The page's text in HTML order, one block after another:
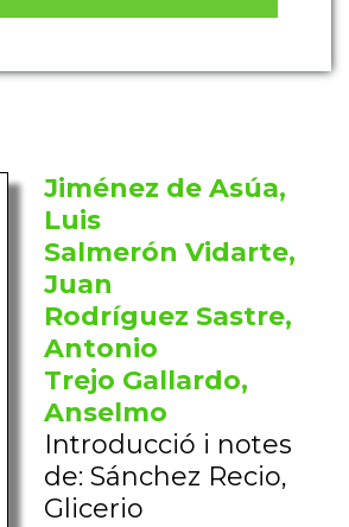
Jiménez de Asúa,
Luis
Salmerón Vidarte,
Juan
Rodríguez Sastre,
Antonio
Trejo Gallardo,
Anselmo
Introducció i notes
de: Sánchez Recio,
Glicerio